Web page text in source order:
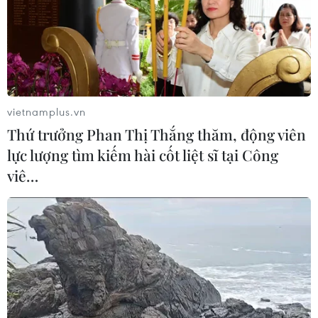
06/08/2026 04:52
Tổng Bí thư, Chủ tịch nước Tô Lâm
sẽ thăm cấp Nhà nước tới Australia và
New Zealand
06/08/2026 04:30
Mỹ phát tín hiệu ủng hộ ổn định
đồng won của Hàn Quốc
05/08/2026 23:26
Nhật Bản: Nội các thông qua chính
sách giảm thuế tiêu thụ thực phẩm
xuống 1%
vietnamplus.vn
Thứ trưởng Phan Thị Thắng thăm, động viên
lực lượng tìm kiếm hài cốt liệt sĩ tại Công
viê…